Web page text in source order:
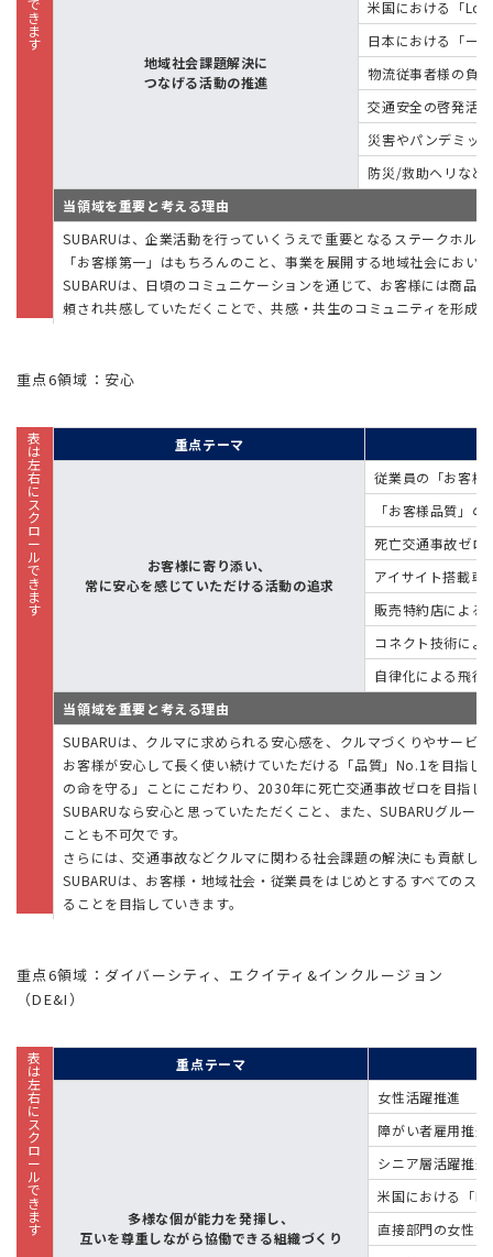
地域社会課題解決に
つなげる活動の推進
米国における「
日本における「一
物流従事者様の負
交通安全の啓発活
災害やパンデミッ
防災/救助ヘリなど
当領域を重要と考える理由
SUBARUは、企業活動を行っていくうえで重要となるステークホル
「お客様第一」はもちろんのこと、事業を展開する地域社会におい
SUBARUは、日頃のコミュニケーションを通じて、お客様には商品
頼され共感していただくことで、共感・共生のコミュニティを形成
重点6領域：安心
重点テーマ
お客様に寄り添い、
常に安心を感じていただける活動の追求
従業員の「お客様
「お客様品質」の
死亡交通事故ゼロ
アイサイト搭載車
販売特約店による
コネクト技術によ
自律化による飛行
当領域を重要と考える理由
SUBARUは、クルマに求められる安心感を、クルマづくりやサービ
お客様が安心して長く使い続けていただける「品質」No.1を目指
の命を守る」ことにこだわり、2030年に死亡交通事故ゼロを目指
SUBARUなら安心と思っていたただくこと、また、SUBARUグルー
ことも不可欠です。
さらには、交通事故などクルマに関わる社会課題の解決にも貢献し
SUBARUは、お客様・地域社会・従業員をはじめとするすべてのス
ることを目指していきます。
重点6領域：ダイバーシティ、エクイティ&インクルージョン
（DE&I）
重点テーマ
多様な個が能力を発揮し、
互いを尊重しながら協働できる組織づくり
女性活躍推進
障がい者雇用推進
シニア層活躍推進
米国における「
直接部門の女性